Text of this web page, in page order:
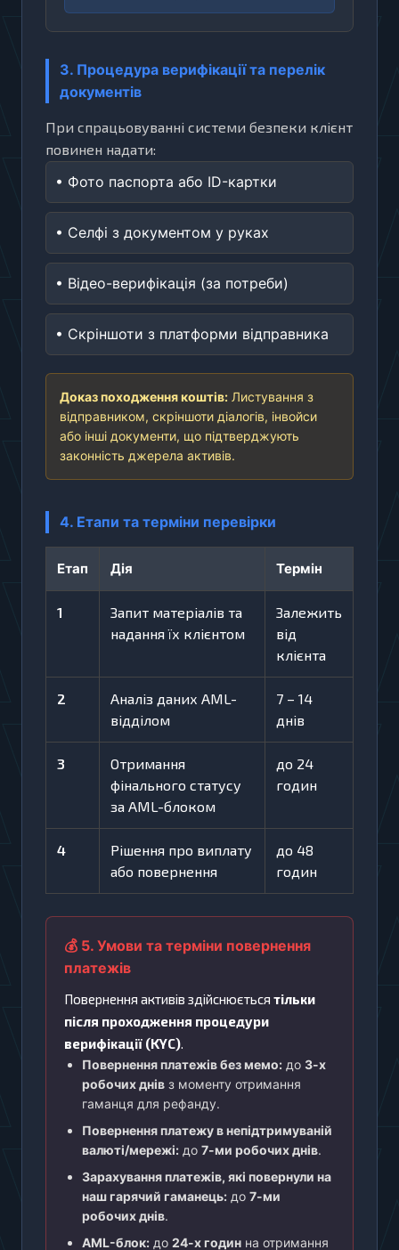
3. Процедура верифікації та перелік
документів
При спрацьовуванні системи безпеки клієнт
повинен надати:
• Фото паспорта або ID-картки
• Селфі з документом у руках
• Відео-верифікація (за потреби)
• Скріншоти з платформи відправника
Доказ походження коштів: Листування з
відправником, скріншоти діалогів, інвойси
або інші документи, що підтверджують
законність джерела активів.
4. Етапи та терміни перевірки
Етап Дія Термін
1
Запит матеріалів та
надання їх клієнтом
Залежить
від
клієнта
2
Аналіз даних AML-
відділом
7 – 14
днів
3
Отримання
фінального статусу
за AML-блоком
до 24
годин
4
Рішення про виплату
або повернення
до 48
годин
💰 5. Умови та терміни повернення
платежів
Повернення активів здійснюється тільки
після проходження процедури
верифікації (KYC).
Повернення платежів без мемо: до 3-х
робочих днів з моменту отримання
гаманця для рефанду.
Повернення платежу в непідтримуваній
валюті/мережі: до 7-ми робочих днів.
Зарахування платежів, які повернули на
наш гарячий гаманець: до 7-ми
робочих днів.
AML-блок: до 24-х годин на отримання